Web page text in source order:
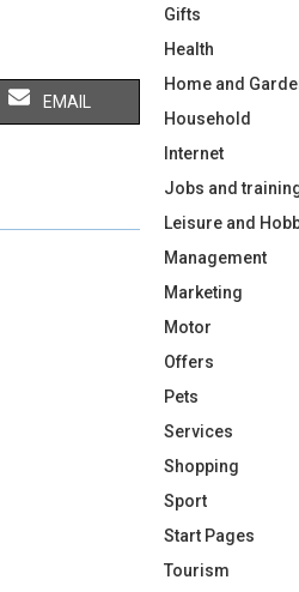
S
R
EMAIL
Gifts
Health
Home and
Household
Internet
Jobs and
Leisure and
Management
Marketing
Motor
Offers
Pets
Services
Shopping
Sport
Start Pages
Tourism